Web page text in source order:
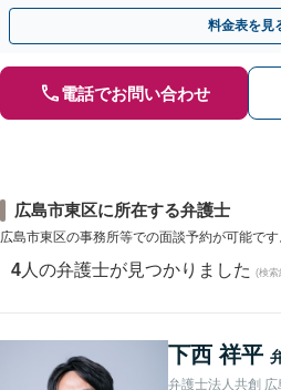
主の方初回面談無料】
料金表を見
電話でお問い合わせ
広島市東区に所在する弁護士
広島市東区の事務所等での面談予約が可能です
4 人の弁護士が見つかりました (検索
下西 祥平
弁護士法人共創